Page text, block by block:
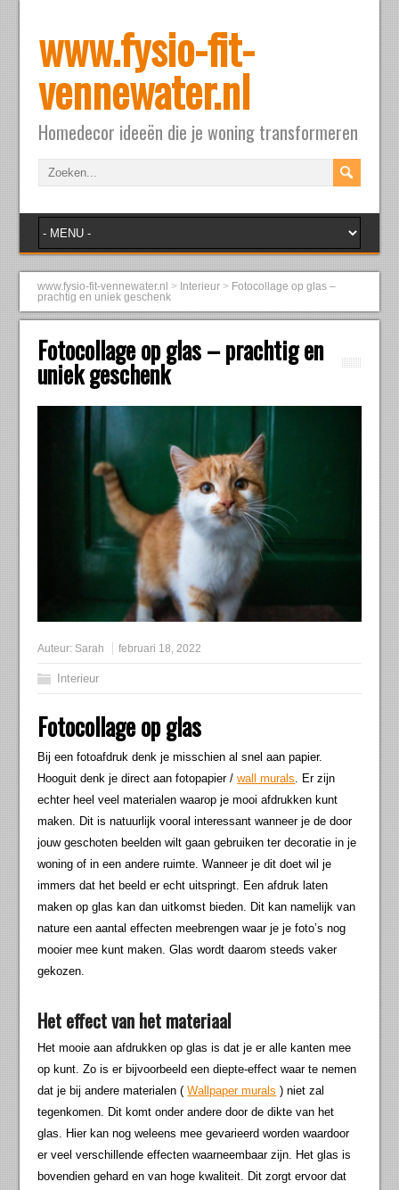
www.fysio-fit-
vennewater.nl
Homedecor ideeën die je woning transformeren
www.fysio-fit-vennewater.nl > Interieur > Fotocollage op glas –
prachtig en uniek geschenk
Fotocollage op glas – prachtig en
uniek geschenk
Auteur: Sarah februari 18, 2022
Interieur
Fotocollage op glas
Bij een fotoafdruk denk je misschien al snel aan papier.
Hooguit denk je direct aan fotopapier /wall murals. Er zijn
echter heel veel materialen waarop je mooi afdrukken kunt
maken. Dit is natuurlijk vooral interessant wanneer je de door
jouw geschoten beelden wilt gaan gebruiken ter decoratie in je
woning of in een andere ruimte. Wanneer je dit doet wil je
immers dat het beeld er echt uitspringt. Een afdruk laten
maken op glas kan dan uitkomst bieden. Dit kan namelijk van
nature een aantal effecten meebrengen waar je je foto’s nog
mooier mee kunt maken. Glas wordt daarom steeds vaker
gekozen.
Het effect van het materiaal
Het mooie aan afdrukken op glas is dat je er alle kanten mee
op kunt. Zo is er bijvoorbeeld een diepte-effect waar te nemen
dat je bij andere materialen (Wallpaper murals ) niet zal
tegenkomen. Dit komt onder andere door de dikte van het
glas. Hier kan nog weleens mee gevarieerd worden waardoor
er veel verschillende effecten waarneembaar zijn. Het glas is
bovendien gehard en van hoge kwaliteit. Dit zorgt ervoor dat